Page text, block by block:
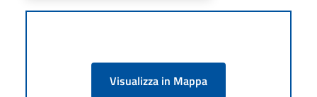
Visualizza in Mappa